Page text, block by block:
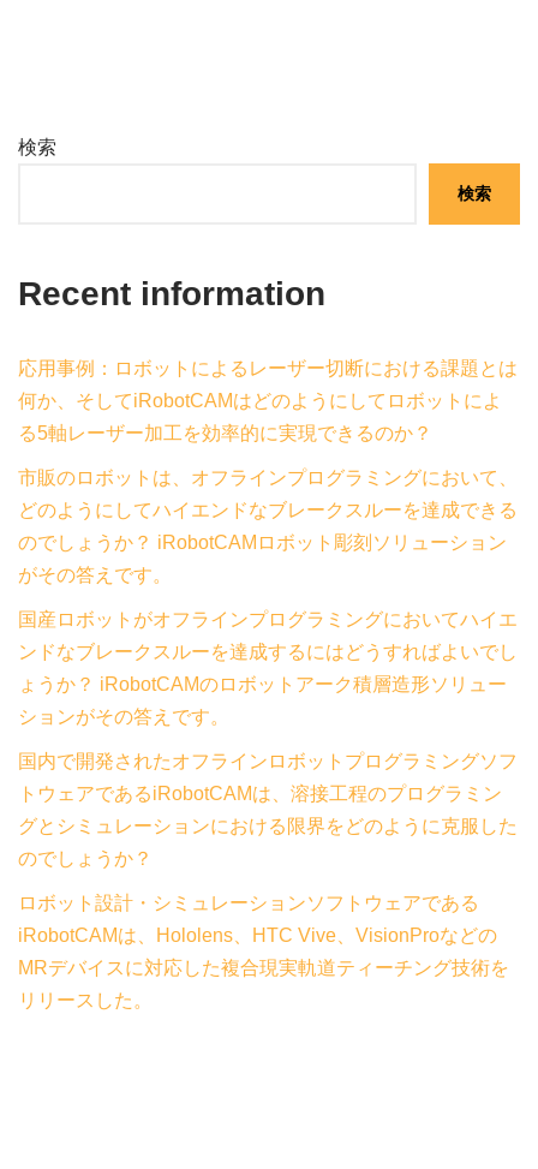
検索
検索
Recent information
応用事例：ロボットによるレーザー切断における課題とは
何か、そしてiRobotCAMはどのようにしてロボットによ
る5軸レーザー加工を効率的に実現できるのか？
市販のロボットは、オフラインプログラミングにおいて、
どのようにしてハイエンドなブレークスルーを達成できる
のでしょうか？ iRobotCAMロボット彫刻ソリューション
がその答えです。
国産ロボットがオフラインプログラミングにおいてハイエ
ンドなブレークスルーを達成するにはどうすればよいでし
ょうか？ iRobotCAMのロボットアーク積層造形ソリュー
ションがその答えです。
国内で開発されたオフラインロボットプログラミングソフ
トウェアであるiRobotCAMは、溶接工程のプログラミン
グとシミュレーションにおける限界をどのように克服した
のでしょうか？
ロボット設計・シミュレーションソフトウェアである
iRobotCAMは、Hololens、HTC Vive、VisionProなどの
MRデバイスに対応した複合現実軌道ティーチング技術を
リリースした。